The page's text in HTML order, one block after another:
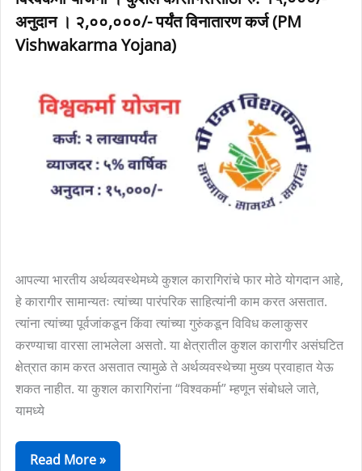
अनुदान । २,००,०००/- पर्यंत विनातारण कर्ज (PM
Vishwakarma Yojana)
आपल्या भारतीय अर्थव्यवस्थेमध्ये कुशल कारागिरांचे फार मोठे योगदान आहे,
हे कारागीर सामान्यतः त्यांच्या पारंपरिक साहित्यांनी काम करत असतात.
त्यांना त्यांच्या पूर्वजांकडून किंवा त्यांच्या गुरुंकडून विविध कलाकुसर
करण्याचा वारसा लाभलेला असतो. या क्षेत्रातील कुशल कारागीर असंघटित
क्षेत्रात काम करत असतात त्यामुळे ते अर्थव्यवस्थेच्या मुख्य प्रवाहात येऊ
शकत नाहीत. या कुशल कारागिरांना “विश्वकर्मा” म्हणून संबोधले जाते,
यामध्ये
योजना
।
रु.
१५,०००/-
अनुदान
२,००,०००/-
(PM
Vishwakarma
Yojana)
Read More »